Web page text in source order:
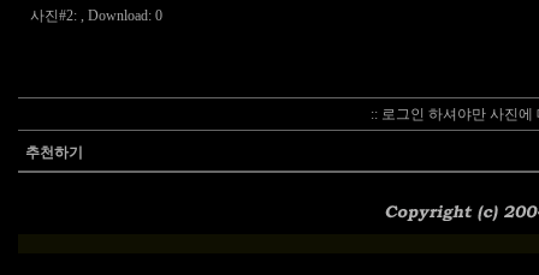
사진#2: , Download: 0
:: 로그인 하셔야만 사진
추천하기